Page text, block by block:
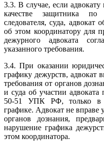
3.3. В случае, если адвокату
качестве защитника по
следователя, суда, адвокат
об этом координатору для
дежурного адвоката
указанного требования.
3.4. При оказании
графику дежурств, адвокат
требования от органов
и суда об участии адвоката
50-51 УПК РФ, только в
графике. Адвокат не вправе
органов дознания,
нарушение графика
этом координатора.